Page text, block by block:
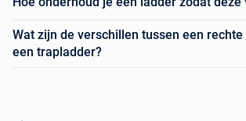
Wat zijn de verschillen tussen een rechte
een trapladder?